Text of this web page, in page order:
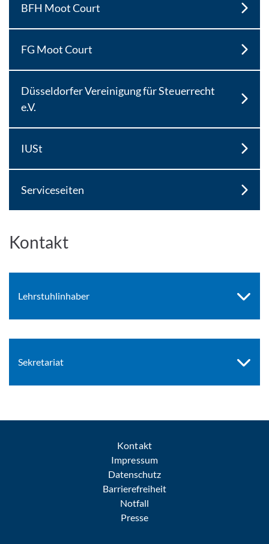
BFH Moot Court
FG Moot Court
Düsseldorfer Vereinigung für Steuerrecht
e.V.
IUSt
Serviceseiten
Kontakt
Lehrstuhlinhaber
Sekretariat
Kontakt
Impressum
Datenschutz
Barrierefreiheit
Notfall
Presse